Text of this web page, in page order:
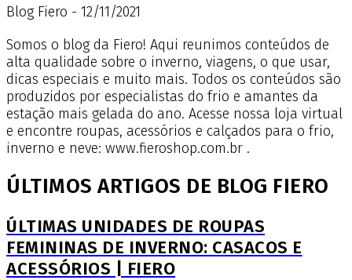
Blog Fiero - 12/11/2021
Somos o blog da Fiero! Aqui reunimos conteúdos de
alta qualidade sobre o inverno, viagens, o que usar,
dicas especiais e muito mais. Todos os conteúdos são
produzidos por especialistas do frio e amantes da
estação mais gelada do ano. Acesse nossa loja virtual
e encontre roupas, acessórios e calçados para o frio,
inverno e neve: www.fieroshop.com.br .
ÚLTIMOS ARTIGOS DE BLOG FIERO
ÚLTIMAS UNIDADES DE ROUPAS
FEMININAS DE INVERNO: CASACOS E
ACESSÓRIOS | FIERO